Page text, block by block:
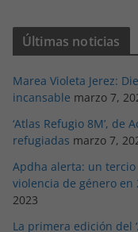
Últimas noticias
Marea Violeta Jerez:
incansable marzo 7,
‘Atlas Refugio 8M’, de
refugiadas marzo 7,
Apdha alerta: un
violencia de género en
2023
La primera edición del